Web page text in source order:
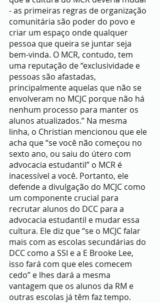
- as primeiras regras de organização
comunitária são poder do povo e
criar um espaço onde qualquer
pessoa que queira se juntar seja
bem-vinda. O MCR, contudo, tem
uma reputação de “exclusividade e
pessoas são afastadas,
principalmente aquelas que não se
envolveram no MCJC porque não há
nenhum processo para manter os
alunos atualizados.” Na mesma
linha, o Christian mencionou que ele
acha que “se você não começou no
sexto ano, ou saiu do útero com
advocacia estudantil” o MCR é
inacessível a você. Portanto, ele
defende a divulgação do MCJC como
um componente crucial para
recrutar alunos do DCC para a
advocacia estudantil e mudar essa
cultura. Ele diz que “se o MCJC falar
mais com as escolas secundárias do
DCC como a SSI e a E Brooke Lee,
isso fará com que eles comecem
cedo” e lhes dará a mesma
vantagem que os alunos da RM e
outras escolas já têm faz tempo.